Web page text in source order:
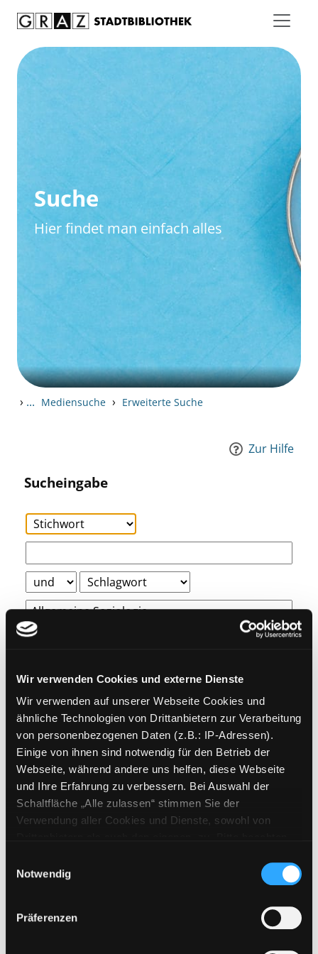
Wir verwenden Cookies und externe Dienste
Wir verwenden auf unserer Webseite Cookies und
ähnliche Technologien von Drittanbietern zur Verarbeitung
von personenbezogenen Daten (z.B.: IP-Adressen).
Einige von ihnen sind notwendig für den Betrieb der
Webseite, während andere uns helfen, diese Webseite
und Ihre Erfahrung zu verbessern. Bei Auswahl der
Schaltfläche „Alle zulassen“ stimmen Sie der
Verwendung aller Cookies und Dienste, sowohl von
Cookies von Drittanbietern, eine Verarbeitung in
unsicheren Drittländern (Länder außerhalb des EWR
ohne adäquates Datenschutzniveau) stattfinden kann. In
diesem Zusammenhang können aktuell Risiken für
Notwendig
Präferenzen
Suche
Hier findet man einfach alles
› ... Mediensuche › Erweiterte Suche
Zur Hilfe
Sucheingabe
Weitere Suchkriterien
Erwerbungen der letzten Tage
Jahr von
Medien anzeigen, die nach dem Jahr veröffentlicht
Jahr bis
Medien anzeigen, die vor dem
E-Medien
Mediengruppe